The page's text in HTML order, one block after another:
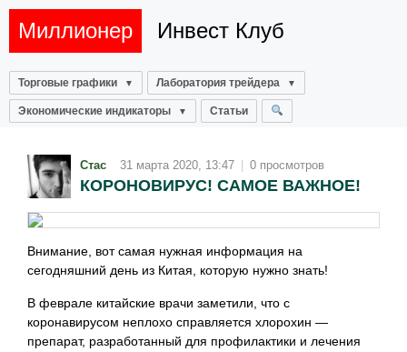
Миллионер Инвест Клуб
Торговые графики Лаборатория трейдера
Экономические индикаторы Статьи
Стас 31 марта 2020, 13:47 | 0 просмотров
КОРОНОВИРУС! САМОЕ ВАЖНОЕ!
Внимание, вот самая нужная информация на
сегодняшний день из Китая, которую нужно знать!
В феврале китайские врачи заметили, что с
коронавирусом неплохо справляется хлорохин —
препарат, разработанный для профилактики и лечения